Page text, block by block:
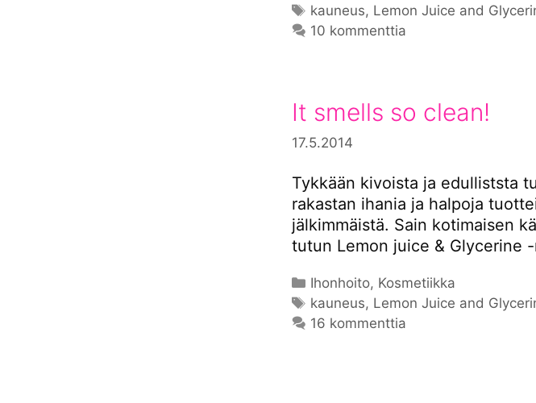
Avainsanat
kauneus, Lemon Juice and
10 kommenttia
It smells so clean!
17.5.2014
Tykkään kivoista ja edulliststa
rakastan ihania ja halpoja
jälkimmäistä. Sain kotimaisen
tutun Lemon juice & Glycerine
Kategoriat
Ihonhoito, Kosmetiikka
Avainsanat
kauneus, Lemon Juice and
16 kommenttia